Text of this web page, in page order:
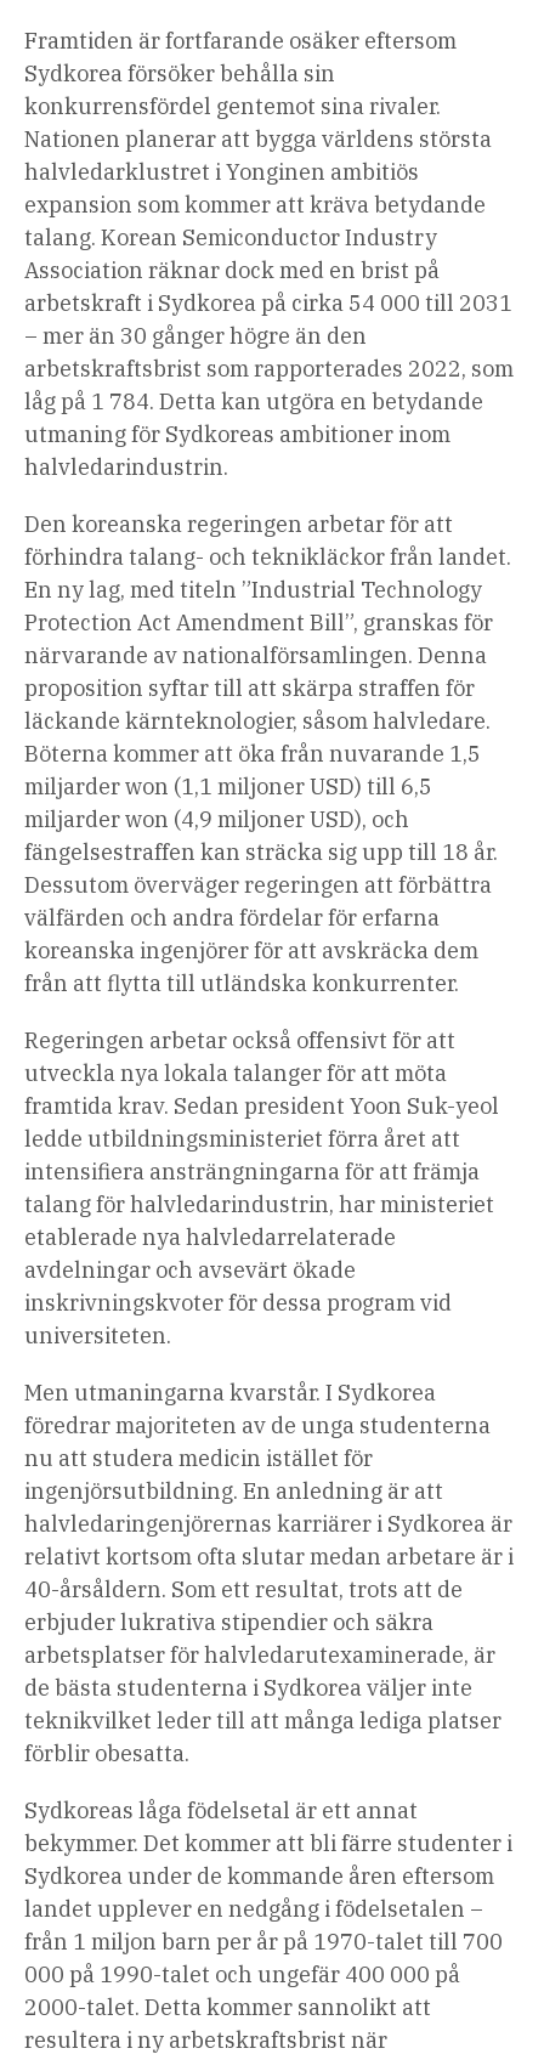
Framtiden är fortfarande osäker eftersom
Sydkorea försöker behålla sin
konkurrensfördel gentemot sina rivaler.
Nationen planerar att bygga världens största
halvledarklustret i Yonginen ambitiös
expansion som kommer att kräva betydande
talang. Korean Semiconductor Industry
Association räknar dock med en brist på
arbetskraft i Sydkorea på cirka 54 000 till 2031
– mer än 30 gånger högre än den
arbetskraftsbrist som rapporterades 2022, som
låg på 1 784. Detta kan utgöra en betydande
utmaning för Sydkoreas ambitioner inom
halvledarindustrin.
Den koreanska regeringen arbetar för att
förhindra talang- och teknikläckor från landet.
En ny lag, med titeln ”Industrial Technology
Protection Act Amendment Bill”, granskas för
närvarande av nationalförsamlingen. Denna
proposition syftar till att skärpa straffen för
läckande kärnteknologier, såsom halvledare.
Böterna kommer att öka från nuvarande 1,5
miljarder won (1,1 miljoner USD) till 6,5
miljarder won (4,9 miljoner USD), och
fängelsestraffen kan sträcka sig upp till 18 år.
Dessutom överväger regeringen att förbättra
välfärden och andra fördelar för erfarna
koreanska ingenjörer för att avskräcka dem
från att flytta till utländska konkurrenter.
Regeringen arbetar också offensivt för att
utveckla nya lokala talanger för att möta
framtida krav. Sedan president Yoon Suk-yeol
ledde utbildningsministeriet förra året att
intensifiera ansträngningarna för att främja
talang för halvledarindustrin, har ministeriet
etablerade nya halvledarrelaterade
avdelningar och avsevärt ökade
inskrivningskvoter för dessa program vid
universiteten.
Men utmaningarna kvarstår. I Sydkorea
föredrar majoriteten av de unga studenterna
nu att studera medicin istället för
ingenjörsutbildning. En anledning är att
halvledaringenjörernas karriärer i Sydkorea är
relativt kortsom ofta slutar medan arbetare är i
40-årsåldern. Som ett resultat, trots att de
erbjuder lukrativa stipendier och säkra
arbetsplatser för halvledarutexaminerade, är
de bästa studenterna i Sydkoreaväljer inte
teknikvilket leder till att många lediga platser
förblir obesatta.
Sydkoreas låga födelsetal är ett annat
bekymmer. Det kommer att bli färre studenter i
Sydkorea under de kommande åren eftersom
landet upplever en nedgång i födelsetalen –
från 1 miljon barn per år på 1970-talet till 700
000 på 1990-talet och ungefär 400 000 på
2000-talet. Detta kommer sannolikt att
resultera i ny arbetskraftsbrist när